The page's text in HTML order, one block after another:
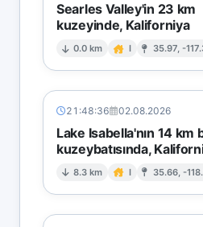
Searles Valley'in 23 km
kuzeyinde, Kaliforniya
0.0 km I 35.97, -
21:48:36 02.08.2026
Lake Isabella'nın 14 km
kuzeybatısında,
8.3 km I 35.66, -